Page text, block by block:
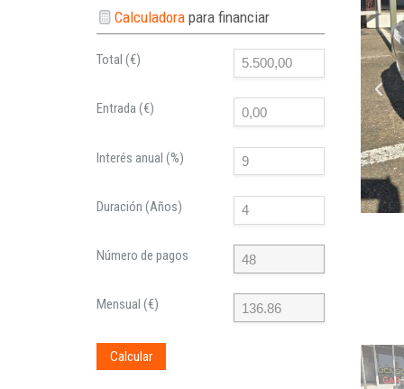
Calculadorapara financiar
Total (€)
Entrada (€)
Interés anual (%)
Duración (Años)
Número de pagos
Mensual (€)
Calcular